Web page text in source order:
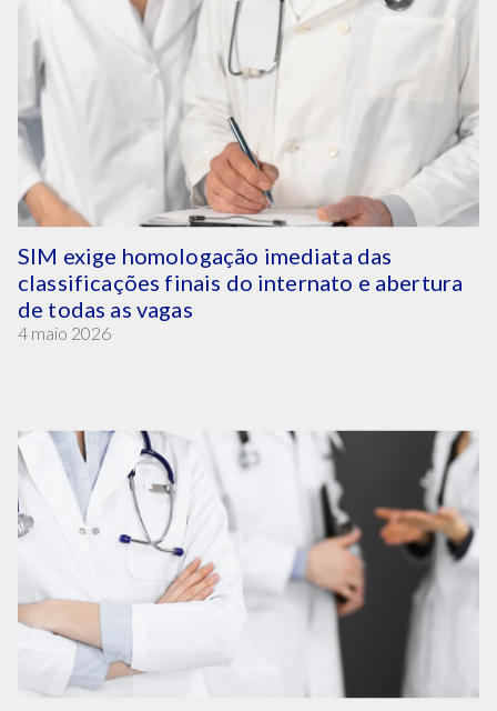
SIM exige homologação imediata das
classificações finais do internato e abertura
de todas as vagas
4 maio 2026